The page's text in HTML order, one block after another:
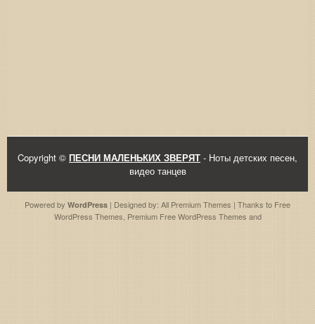
Copyright © ПЕСНИ МАЛЕНЬКИХ ЗВЕРЯТ - Ноты детских песен,
видео танцев
Powered by WordPress | Designed by: All Premium Themes | Thanks to Free
WordPress Themes Premium Free WordPress Themes and